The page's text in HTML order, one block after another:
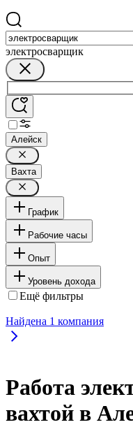
электросварщик
Алейск
Вахта
График
Рабочие часы
Опыт
Уровень дохода
Ещё фильтры
Найдена 1 компания
Работа
вахтой в